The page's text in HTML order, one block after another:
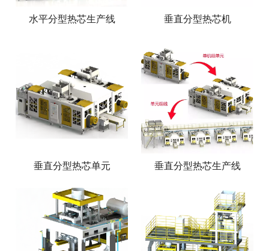
水平分型热芯生产线 垂直分型热芯机
垂直分型热芯单元 垂直分型热芯生产线